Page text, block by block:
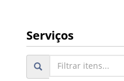
Serviços